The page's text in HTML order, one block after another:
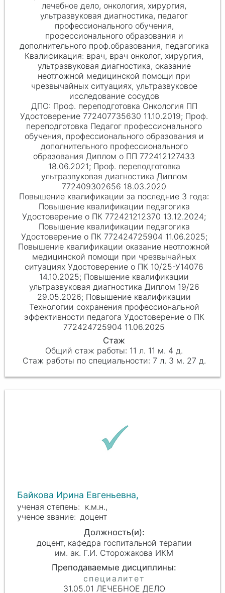
лечебное дело, онкология, хирургия,
ультразвуковая диагностика, педагог
профессионального обучения,
профессионального образования и
дополнительного проф.образования, педагогика
врач, врач онколог, хирургия,
ультразвуковая диагностика, оказание
неотложной медицинской помощи при
чрезвычайных ситуациях, ультразвуковое
исследование сосудов
Проф. переподготовка Онкология ПП
Удостоверение 772407735630 11.10.2019; Проф.
переподготовка Педагог профессионального
обучения, профессионального образования и
дополнительного профессионального
образования Диплом о ПП 772412127433
18.06.2021; Проф. переподготовка
ультразвуковая диагностика Диплом
772409302656 18.03.2020
Повышение квалификации педагогика
Удостоверение о ПК 772421212370 13.12.2024;
Повышение квалификации педагогика
Удостоверение о ПК 772424725904 11.06.2025;
Повышение квалификации оказание неотложной
медицинской помощи при чрезвычайных
ситуациях Удостоверение о ПК 10/25-У14076
14.10.2025; Повышение квалификации
ультразвуковая диагностика Диплом 19/26
29.05.2026; Повышение квалификации
Технологии сохранения профессиональной
эффективности педагога Удостоверение о ПК
772424725904 11.06.2025
11 л. 11 м. 4 д.
7 л. 3 м. 27 д.
Байкова Ирина Евгеньевна,
к.м.н.,
доцент
доцент, кафедра госпитальной терапии
им. ак. Г.И. Сторожакова ИКМ
31.05.01 ЛЕЧЕБНОЕ ДЕЛО